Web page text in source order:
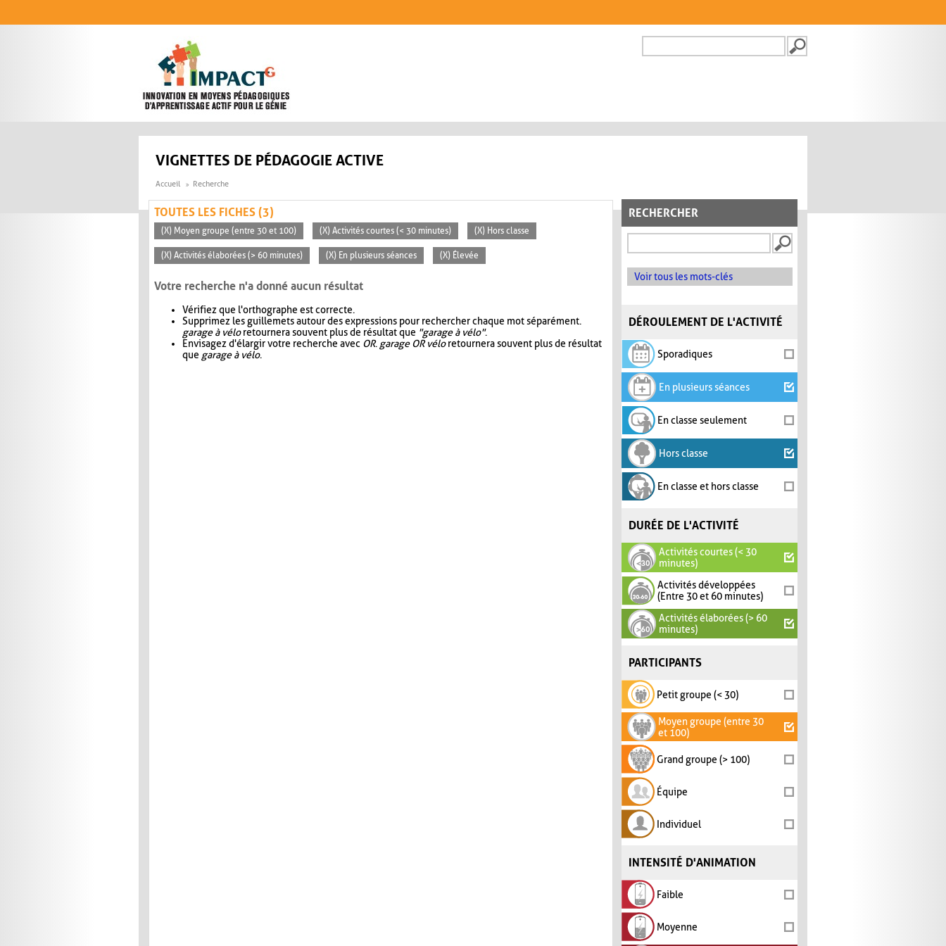
FORMULAIRE DE
VIGNETTES DE PÉDAGOGIE ACTIVE
Accueil Recherche
RECHERCHER
Voir tous les mots-clés
DÉROULEMENT DE L'ACTIVITÉ
Sporadiques
En plusieurs séances
En classe seulement
Hors classe
En classe et hors classe
DURÉE DE L'ACTIVITÉ
Activités courtes (< 30
minutes)
Activités développées
(Entre 30 et 60 minutes)
Activités élaborées (> 60
minutes)
PARTICIPANTS
Petit groupe (< 30)
Moyen groupe (entre 30
et 100)
Grand groupe (> 100)
Équipe
Individuel
INTENSITÉ D'ANIMATION
Faible
Moyenne
TOUTES LES FICHES (3)
(X) Moyen groupe (entre 30 et 100) (X) Activités courtes (< 30 minutes) (X) Hors classe
(X) Activités élaborées (> 60 minutes) (X) En plusieurs séances (X) Élevée
Votre recherche n'a donné aucun résultat
Vérifiez que l'orthographe est correcte.
Supprimez les guillemets autour des expressions pour rechercher chaque mot séparément.
garage à véloretournera souvent plus de résultat que "garage à vélo".
Envisagez d'élargir votre recherche avec OR. garage OR véloretournera souvent plus de résultat
que garage à vélo.